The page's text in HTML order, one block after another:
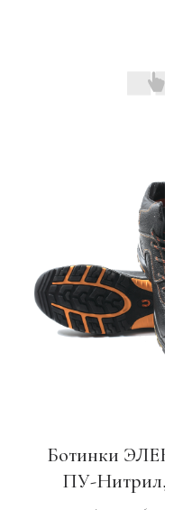
Ботинки
ПУ-Нитрил,